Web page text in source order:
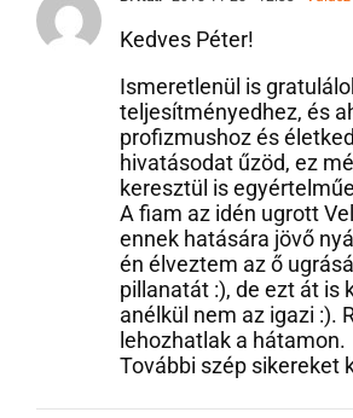
Kedves Péter!
Ismeretlenül is
teljesítményedhez, és
profizmushoz és
hivatásodat űzöd, ez
keresztül is
A fiam az idén ugrott
ennek hatására jövő
én élveztem az ő
pillanatát :), de ezt át is
anélkül nem az igazi :).
lehozhatlak a hátamon.
További szép sikereket